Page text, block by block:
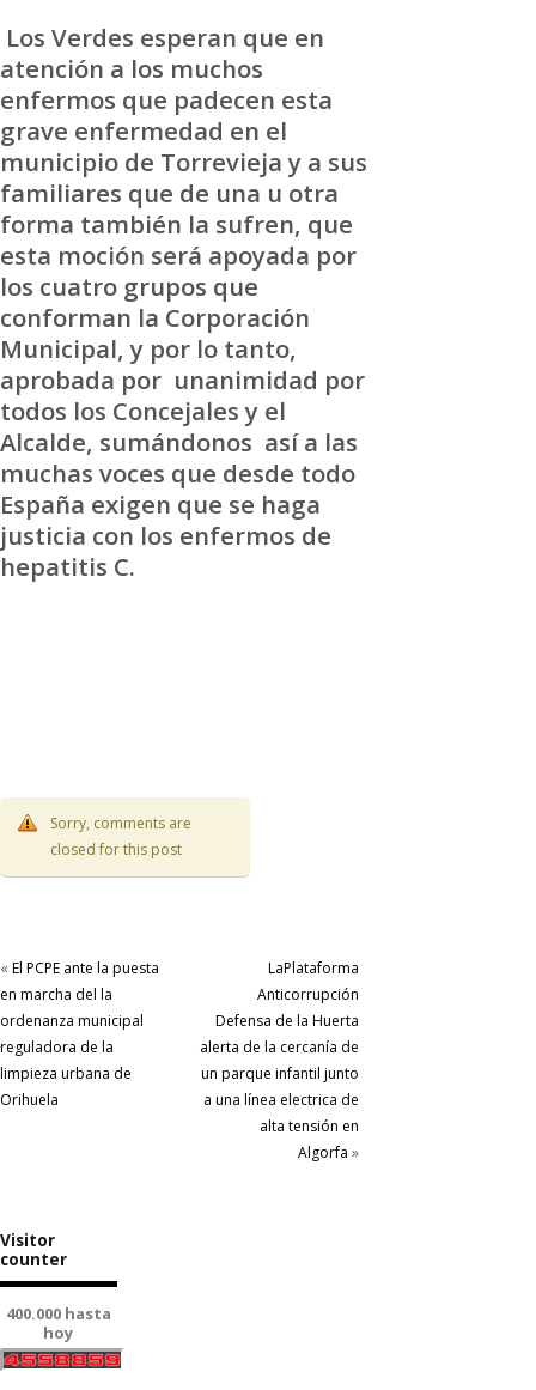
Los Verdes esperan que en
atención a los muchos
enfermos que padecen esta
grave enfermedad en el
municipio de Torrevieja y a sus
familiares que de una u otra
forma también la sufren, que
esta moción será apoyada por
los cuatro grupos que
conforman la Corporación
Municipal, y por lo tanto,
aprobada por unanimidad por
todos los Concejales y el
Alcalde, sumándonos así a las
muchas voces que desde todo
España exigen que se haga
justicia con los enfermos de
hepatitis C.
Sorry, comments are
closed for this post
« El PCPE ante la puesta
en marcha del la
ordenanza municipal
reguladora de la
limpieza urbana de
Orihuela
LaPlataforma
Anticorrupción
Defensa de la Huerta
alerta de la cercanía de
un parque infantil junto
a una línea electrica de
alta tensión en
Algorfa »
Visitor
counter
400.000 hasta
hoy